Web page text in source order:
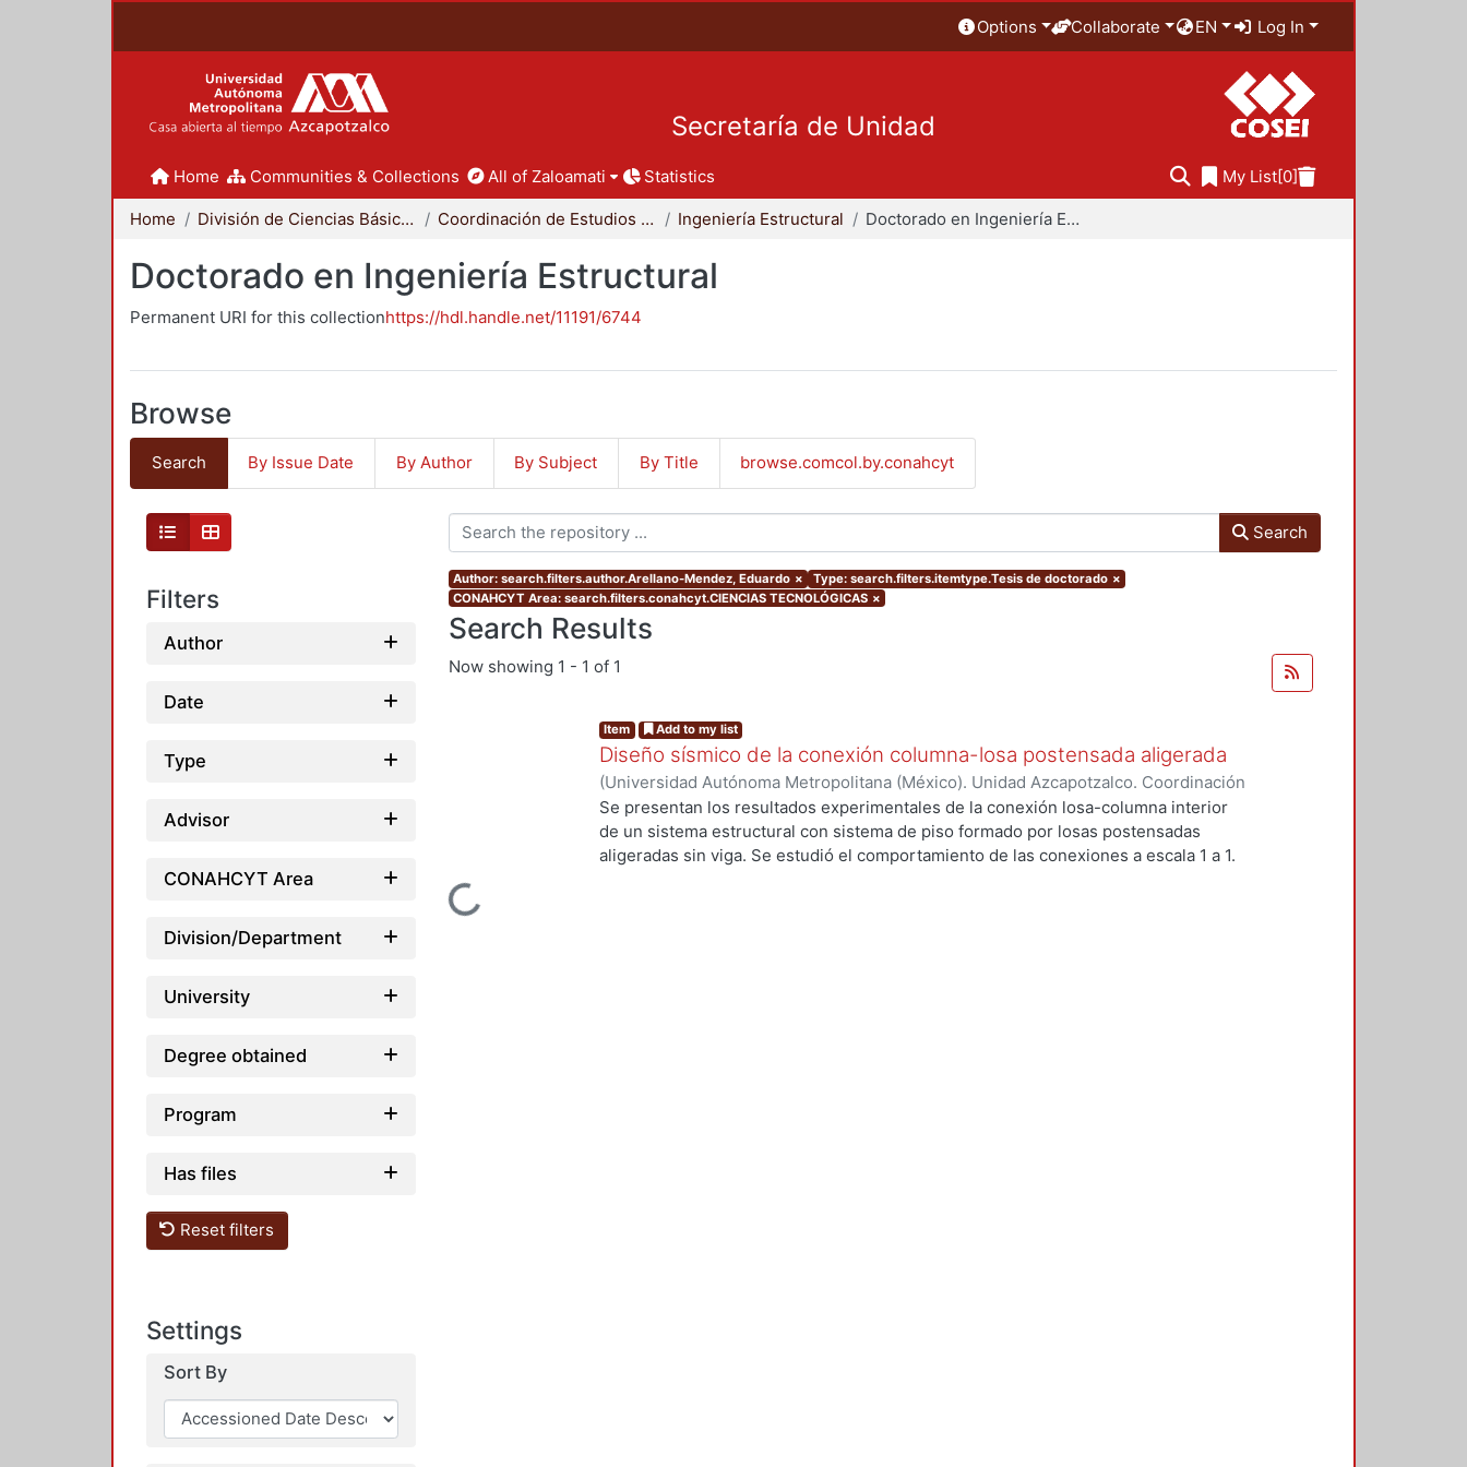
Options Collaborate EN Log In
Secretaría de Unidad
Home Communities & Collections All of Zaloamati Statistics My List[0]
Home División de Ciencias Básicas e Ingeniería Coordinación de Estudios de Posgrado - CBI Ingeniería Estructural Doctorado en Ingeniería Estructural
Doctorado en Ingeniería Estructural
Permanent URI for this collectionhttps://hdl.handle.net/11191/6744
Browse
Search By Issue Date By Author By Subject By Title browse.comcol.by.conahcyt
Filters
Author
Date
Type
Advisor
CONAHCYT Area
Division/Department
University
Degree obtained
Program
Has files
Reset filters
Settings
Sort By
Search
Author: search.filters.author.Arellano-Mendez, Eduardo × Type: search.filters.itemtype.Tesis de doctorado ×
CONAHCYT Area: search.filters.conahcyt.CIENCIAS TECNOLÓGICAS ×
Search Results
Now showing 1 - 1 of 1
Loading...
Item Add to my list
Diseño sísmico de la conexión columna-losa postensada aligerada
(Universidad Autónoma Metropolitana (México). Unidad Azcapotzalco. Coordinación
de Servicios de Información. ,2013-09)Arellano-Mendez, Eduardo
Se presentan los resultados experimentales de la conexión losa-columna interior
de un sistema estructural con sistema de piso formado por losas postensadas
aligeradas sin viga. Se estudió el comportamiento de las conexiones a escala 1 a 1.